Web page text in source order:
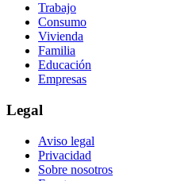
Trabajo
Consumo
Vivienda
Familia
Educación
Empresas
Legal
Aviso legal
Privacidad
Sobre nosotros